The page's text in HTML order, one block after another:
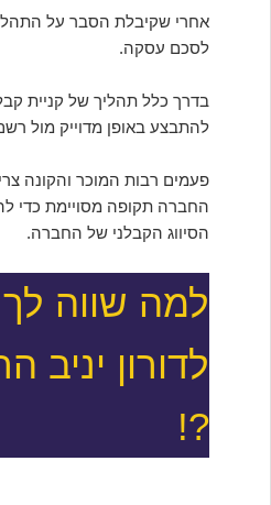
אחרי שקיבלת הסבר על
לסכם עסקה.
בדרך כלל תהליך של קניית
להתבצע באופן מדוייק מול
פעמים רבות המוכר והקונה
החברה תקופה מסויימת כדי
הסיווג הקבלני של החברה.
למה שווה
לדורון יניב
?!